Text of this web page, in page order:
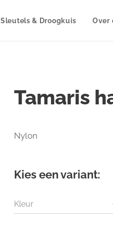
Sleutels & Droogkuis Over
Tamaris
Nylon
Kies een variant:
Kleur